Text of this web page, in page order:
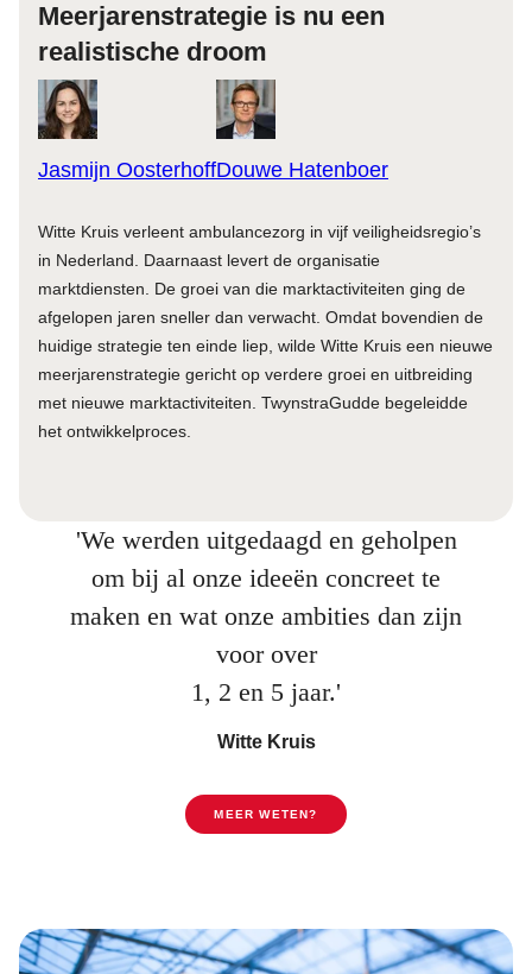
Meerjarenstrategie is nu een
realistische droom
Jasmijn OosterhoffDouwe Hatenboer
Witte Kruis verleent ambulancezorg in vijf veiligheidsregio’s
in Nederland. Daarnaast levert de organisatie
marktdiensten. De groei van die marktactiviteiten ging de
afgelopen jaren sneller dan verwacht. Omdat bovendien de
huidige strategie ten einde liep, wilde Witte Kruis een nieuwe
meerjarenstrategie gericht op verdere groei en uitbreiding
met nieuwe marktactiviteiten. TwynstraGudde begeleidde
het ontwikkelproces.
'We werden uitgedaagd en geholpen
om bij al onze ideeën concreet te
maken en wat onze ambities dan zijn
voor over
1, 2 en 5 jaar.'
Witte Kruis
MEER WETEN?